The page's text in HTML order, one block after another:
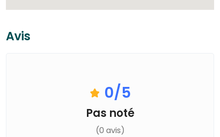
Avis
0/5
Pas noté
(0 avis)